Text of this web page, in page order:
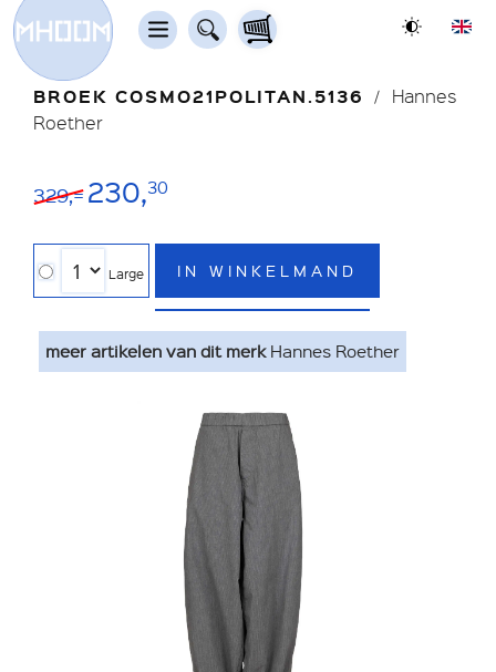
BROEK COSMO21POLITAN.5136
Hannes
Roether
329,=230,30
Large IN WINKELMAND
meer artikelen van dit merkHannes Roether